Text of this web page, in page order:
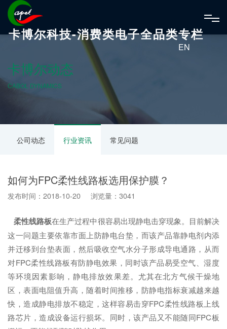
卡博尔科技-消费类电子全品类专栏
EN
卡博尔动态
CABOL DYNAMICS
公司动态 行业资讯 常见问题
如何为FPC柔性线路板选用保护膜？
发布时间：2018-10-20 浏览量：3041
柔性线路板在生产过程中很容易出现静电击穿现象。目前解决
这一问题主要依靠市面上防静电台垫，而该产品靠静电剂内添
并迁移到台垫表面，然后吸收空气水分子形成导电通路，从而
对FPC柔性线路板有防静电效果，同时该产品易受空气、湿度
等环境因素影响，静电排放效果差。尤其在北方气候干燥地
区，表面电阻值升高，随着时间推移，防静电指标衰减越来越
快，造成静电排放不稳定，这样容易击穿FPC柔性线路板上线
路芯片，造成设备运行损坏。同时，该产品又不能随同FPC板